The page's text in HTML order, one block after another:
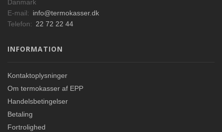
Danmark
E-mail: info@termokasser.dk
Telefon: 22 72 22 44
INFORMATION
Kontaktoplysninger
Om termokasser af EPP
Handelsbetingelser
Betaling
Fortrolighed